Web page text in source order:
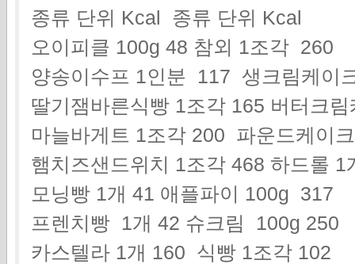
종류 단위 Kcal 종류 단위 Kcal
오이피클 100g 48 참외 1조각 260
양송이수프 1인분 117 생크림케이
딸기잼바른식빵 1조각 165 버터크
마늘바게트 1조각 200 파운드케이
햄치즈샌드위치 1조각 468 하드롤
모닝빵 1개 41 애플파이 100g 317
프렌치빵 1개 42 슈크림 100g 250
카스텔라 1개 160 식빵 1조각 102